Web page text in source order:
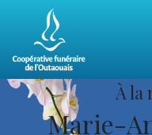
À la
Marie-